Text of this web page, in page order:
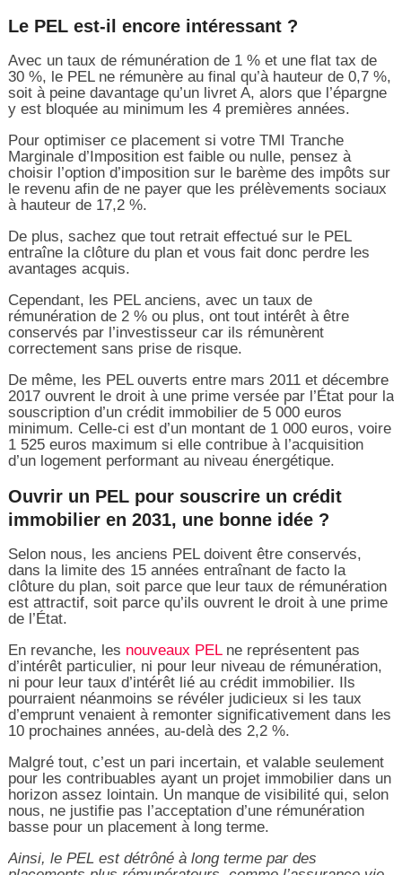
Le PEL est-il encore intéressant ?
Avec un taux de rémunération de 1 % et une flat tax de
30 %, le PEL ne rémunère au final qu’à hauteur de 0,7 %,
soit à peine davantage qu’un livret A, alors que l’épargne
y est bloquée au minimum les 4 premières années.
Pour optimiser ce placement si votre TMI Tranche
Marginale d’Imposition est faible ou nulle, pensez à
choisir l’option d’imposition sur le barème des impôts sur
le revenu afin de ne payer que les prélèvements sociaux
à hauteur de 17,2 %.
De plus, sachez que tout retrait effectué sur le PEL
entraîne la clôture du plan et vous fait donc perdre les
avantages acquis.
Cependant, les PEL anciens, avec un taux de
rémunération de 2 % ou plus, ont tout intérêt à être
conservés par l’investisseur car ils rémunèrent
correctement sans prise de risque.
De même, les PEL ouverts entre mars 2011 et décembre
2017 ouvrent le droit à une prime versée par l’État pour la
souscription d’un crédit immobilier de 5 000 euros
minimum. Celle-ci est d’un montant de 1 000 euros, voire
1 525 euros maximum si elle contribue à l’acquisition
d’un logement performant au niveau énergétique.
Ouvrir un PEL pour souscrire un crédit
immobilier en 2031, une bonne idée ?
Selon nous, les anciens PEL doivent être conservés,
dans la limite des 15 années entraînant de facto la
clôture du plan, soit parce que leur taux de rémunération
est attractif, soit parce qu’ils ouvrent le droit à une prime
de l’État.
En revanche, les nouveaux PELne représentent pas
d’intérêt particulier, ni pour leur niveau de rémunération,
ni pour leur taux d’intérêt lié au crédit immobilier. Ils
pourraient néanmoins se révéler judicieux si les taux
d’emprunt venaient à remonter significativement dans les
10 prochaines années, au-delà des 2,2 %.
Malgré tout, c’est un pari incertain, et valable seulement
pour les contribuables ayant un projet immobilier dans un
horizon assez lointain. Un manque de visibilité qui, selon
nous, ne justifie pas l’acceptation d’une rémunération
basse pour un placement à long terme.
Ainsi, le PEL est détrôné à long terme par des